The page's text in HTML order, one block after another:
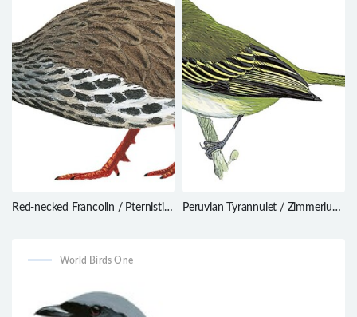
Red-necked Francolin / Pternistis
Peruvian Tyrannulet / Zimmerius
World Birds One